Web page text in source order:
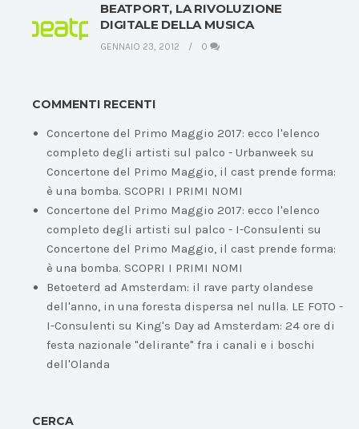
BEATPORT, LA RIVOLUZIONE
DIGITALE DELLA MUSICA
GENNAIO 23, 2012 0
COMMENTI RECENTI
Concertone del Primo Maggio 2017: ecco l'elenco
completo degli artisti sul palco - Urbanweek su
Concertone del Primo Maggio, il cast prende forma:
è una bomba. SCOPRI I PRIMI NOMI
Concertone del Primo Maggio 2017: ecco l'elenco
completo degli artisti sul palco - I-Consulenti su
Concertone del Primo Maggio, il cast prende forma:
è una bomba. SCOPRI I PRIMI NOMI
Betoeterd ad Amsterdam: il rave party olandese
dell'anno, in una foresta dispersa nel nulla. LE FOTO -
I-Consulenti su King's Day ad Amsterdam: 24 ore di
festa nazionale "delirante" fra i canali e i boschi
dell'Olanda
CERCA